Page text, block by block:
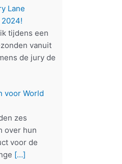
Lane
2024!
tijdens een
vanuit
de jury de
voor World
zes
over hun
voor de
[…]